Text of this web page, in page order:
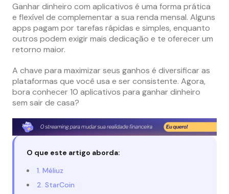
Ganhar dinheiro com aplicativos é uma forma prática
e flexível de complementar a sua renda mensal. Alguns
apps pagam por tarefas rápidas e simples, enquanto
outros podem exigir mais dedicação e te oferecer um
retorno maior.
A chave para maximizar seus ganhos é diversificar as
plataformas que você usa e ser consistente. Agora,
bora conhecer 10 aplicativos para ganhar dinheiro
sem sair de casa?
O que este artigo aborda:
1. Méliuz
2. StarCoin